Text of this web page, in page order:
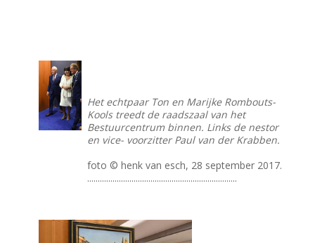
Het echtpaar Ton en Marijke Rombouts-
Kools treedt de raadszaal van het
Bestuurcentrum binnen. Links de nestor
en vice- voorzitter Paul van der Krabben.
foto © henk van esch, 28 september 2017.
.......................................................................